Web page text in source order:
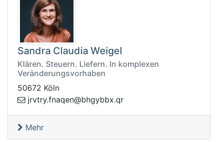
Sandra Claudia Weigel
Klären. Steuern. Liefern. In komplexen
Veränderungsvorhaben
50672 Köln
rq.xbbyghb@n
eqanf.yrtvrj
Mehr